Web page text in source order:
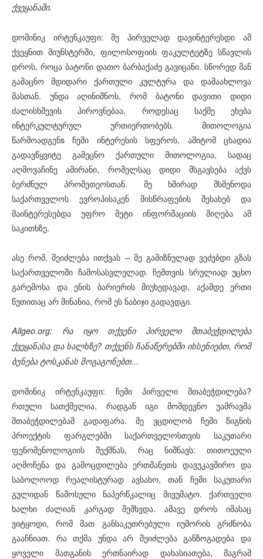
ქვეყანაში.
დომინიკ ირტენკაუფი: მე პირველად დავინტერესდი ამ
ქვეყნით მიუნსტერში, ფილოსოფიის ფაკულტეტზე სწავლის
დროს, როცა ბატონი დათო ბარბაქაძე გავიცანი. სწორედ მან
გამაცნო მდიდარი ქართული კულტურა და დამაახლოვა
მასთან. უნდა აღინიშნოს, რომ ბატონი დავითი დიდი
ძალისხმევის პიროვნებაა, როდესაც საქმე ეხება
ინტერკულტურულ ურთიერთობებს. მითოლოგია
წარმოადგენs ჩემი ინტერესის სფეროს, ამიტომ ცხადია
გადავწყვიტე გამეცნო ქართული მითოლოგია, სადაც
აღმოვაჩინე ამირანი, რომელსაც დიდი მსგავსება აქვს
ბერძნულ პრომეთეოსთან. მე ხშირად მსმენოდა
საქართველოს ევროპისაკენ მისწრაფების შესახებ და
მაინტერესებდა უფრო მეტი ინფორმაციის მიღება ამ
საკითხზე.
ასე რომ, შეიძლება ითქვას – მე გამიზნულად ვეძებდი გზას
საქართველოში ჩამოსასვლელად. ჩემთვის სრულიად უცხო
გარემოსა და ენის ბარიერის მიუხედავად, აქამდე ერთი
წუთითაც არ მინანია, რომ ეს ნაბიჯი გადავდგი.
Allgeo.org: რა იყო თქვენი პირველი შთაბეჭდილება
ქვეყანასა და ხალხზე? თქვენს ჩანაწერებში იხსენიებთ, რომ
ბუნება ტოსკანას მოგაგონებთ...
დომინიკ ირტენკაუფი: ჩემი პირველი შთაბეჭდილება?
რთული სათქმელია, რადგან იგი მომდევნო უამრავმა
შთაბეჭდილებამ გადაფარა. მე ვცდილობ ჩემი წიგნის
პროექტის ფარგლებში საქართველოსთვის საკუთარი
ფენომენოლოგიის შექმნას, რაც ნიშნავს: თითოეული
აღმოჩენა და გამოცდილება ერთმანეთს დავუკავშირო და
საბოლოოდ რეალისტურად ავსახო, თან ჩემი საკუთარი
გულიდან წამოსული ნაპერწკალიც მივუმატო. ქართველი
ხალხი ძალიან კარგად შემხვდა. ამავე დროს იმასაც
ვიტყოდი, რომ მათ განსაკუთრებული იუმორის გრძნობა
გააჩნიათ. რა თქმა უნდა არ შეიძლება განზოგადება და
ყოველი მათგანის ერთნაირად დახასიათება, მაგრამ